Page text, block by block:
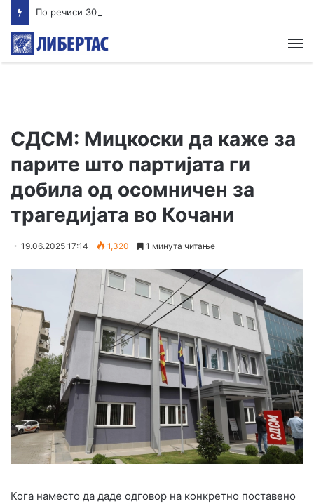
СДСМ: Мицкоски да каже за
парите што партијата ги
добила од осомничен за
трагедијата во Кочани
19.06.2025 17:14 1,320 1 минута читање
Кога наместо да даде одговор на конкретно поставено